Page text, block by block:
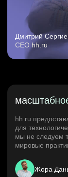
Дмитрий
CEO hh.ru
hh.ru
для
мы не следуем
мировые
Жора